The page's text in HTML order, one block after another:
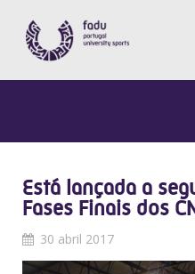
Está lançada a
Fases Finais dos
30 abril 2017